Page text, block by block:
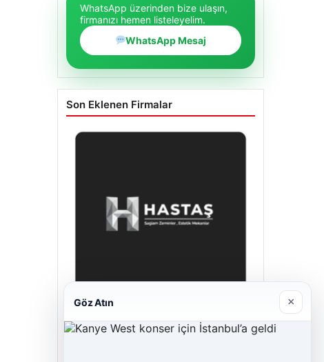
WhatsApp üzerinden bize ulaşın,
firmanızı hemen listeleyelim.
WhatsApp Mesaj
Son Eklenen Firmalar
Hastaş Beton
Göz Atın ×